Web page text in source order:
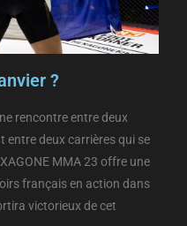
?
rencontre entre deux
entre deux carrières qui se
MMA 23 offre une
français en action dans
victorieux de cet